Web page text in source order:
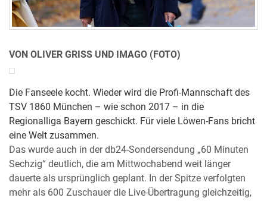
VON OLIVER GRISS UND IMAGO (FOTO)
Die Fanseele kocht. Wieder wird die Profi-Mannschaft des
TSV 1860 München – wie schon 2017 – in die
Regionalliga Bayern geschickt. Für viele Löwen-Fans bricht
eine Welt zusammen.
Das wurde auch in der db24-Sondersendung „60 Minuten
Sechzig“ deutlich, die am Mittwochabend weit länger
dauerte als ursprünglich geplant. In der Spitze verfolgten
mehr als 600 Zuschauer die Live-Übertragung gleichzeitig,